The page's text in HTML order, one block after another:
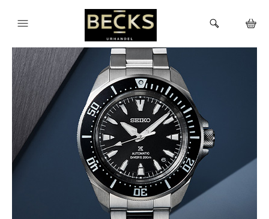
HEM
KLOCKOR
VARUMÄRKEN
BUTIKEN